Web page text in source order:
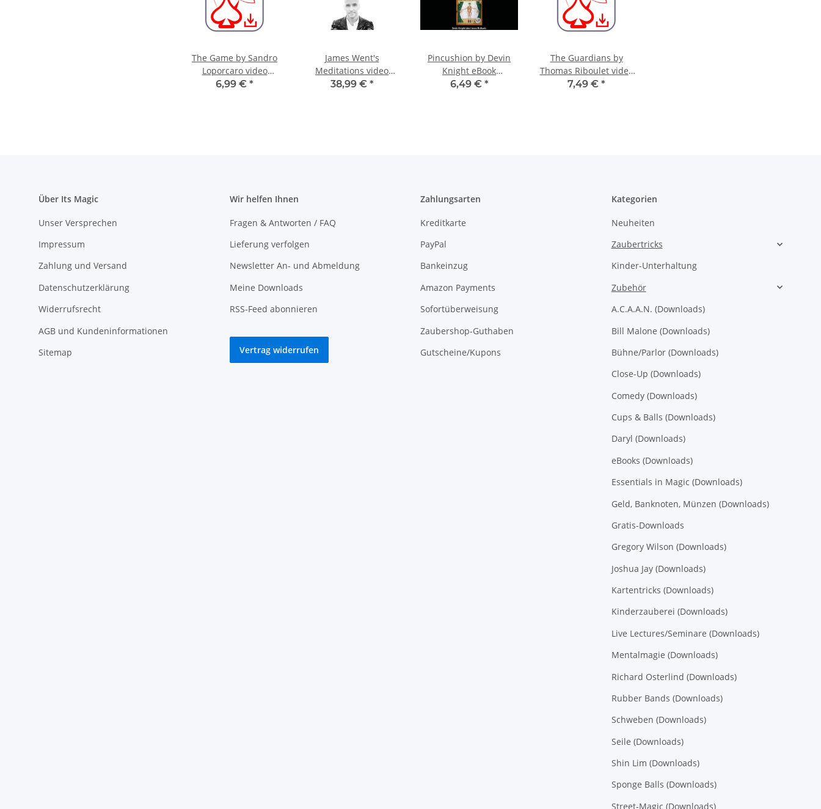
The Game by Sandro
Loporcaro video
DOWNLOAD
6,99 € *
James Went's
Meditations video
DOWNLOAD
38,99 € *
Pincushion by Devin
Knight eBook
DOWNLOAD
6,49 € *
The Guardians by
Thomas Riboulet video
DOWNLOAD
7,49 € *
Über Its Magic
Unser Versprechen
Impressum
Zahlung und Versand
Datenschutzerklärung
Widerrufsrecht
AGB und Kundeninformationen
Sitemap
Wir helfen Ihnen
Fragen & Antworten / FAQ
Lieferung verfolgen
Newsletter An- und Abmeldung
Meine Downloads
RSS-Feed abonnieren
Vertrag widerrufen
Zahlungsarten
Kreditkarte
PayPal
Bankeinzug
Amazon Payments
Sofortüberweisung
Zaubershop-Guthaben
Gutscheine/Kupons
Kategorien
Neuheiten
Zaubertricks
Kinder-Unterhaltung
Zubehör
A.C.A.A.N. (Downloads)
Bill Malone (Downloads)
Bühne/Parlor (Downloads)
Close-Up (Downloads)
Comedy (Downloads)
Cups & Balls (Downloads)
Daryl (Downloads)
eBooks (Downloads)
Essentials in Magic (Downloads)
Geld, Banknoten, Münzen (Downloads)
Gratis-Downloads
Gregory Wilson (Downloads)
Joshua Jay (Downloads)
Kartentricks (Downloads)
Kinderzauberei (Downloads)
Live Lectures/Seminare (Downloads)
Mentalmagie (Downloads)
Richard Osterlind (Downloads)
Rubber Bands (Downloads)
Schweben (Downloads)
Seile (Downloads)
Shin Lim (Downloads)
Sponge Balls (Downloads)
Street-Magic (Downloads)